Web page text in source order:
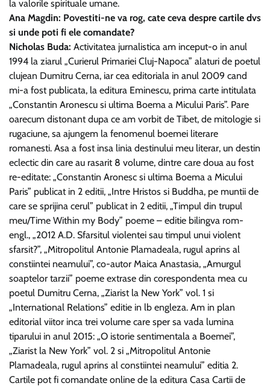
la valorile spirituale umane.
Ana Magdin: Povestiti-ne va rog, cate ceva despre cartile dvs
si unde poti fi ele comandate?
Nicholas Buda: Activitatea jurnalistica am inceput-o in anul
1994 la ziarul „Curierul Primariei Cluj-Napoca” alaturi de poetul
clujean Dumitru Cerna, iar cea editoriala in anul 2009 cand
mi-a fost publicata, la editura Eminescu, prima carte intitulata
„Constantin Aronescu si ultima Boema a Micului Paris”. Pare
oarecum distonant dupa ce am vorbit de Tibet, de mitologie si
rugaciune, sa ajungem la fenomenul boemei literare
romanesti. Asa a fost insa linia destinului meu literar, un destin
eclectic din care au rasarit 8 volume, dintre care doua au fost
re-editate: „Constantin Aronesc si ultima Boema a Micului
Paris” publicat in 2 editii, „Intre Hristos si Buddha, pe muntii de
care se sprijina cerul” publicat in 2 editii, „Timpul din trupul
meu/Time Within my Body” poeme – editie bilingva rom-
engl., „2012 A.D. Sfarsitul violentei sau timpul unui violent
sfarsit?”, „Mitropolitul Antonie Plamadeala, rugul aprins al
constiintei neamului”, co-autor Maica Anastasia, „Amurgul
soaptelor tarzii” poeme extrase din corespondenta mea cu
poetul Dumitru Cerna, „Ziarist la New York” vol. 1 si
„International Relations” editie in lb engleza. Am in plan
editorial viitor inca trei volume care sper sa vada lumina
tiparului in anul 2015: „O istorie sentimentala a Boemei”,
„Ziarist la New York” vol. 2 si „Mitropolitul Antonie
Plamadeala, rugul aprins al constiintei neamului” editia 2.
Cartile pot fi comandate online de la editura Casa Cartii de